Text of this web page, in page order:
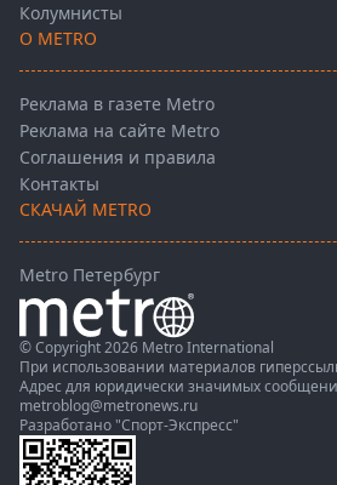
Колумнисты
О METRO
Реклама в газете Metro
Реклама на сайте Metro
Соглашения и правила
Контакты
СКАЧАЙ METRO
Metro Петербург
© Copyright 2026 Metro International
При использовании материалов
Адрес для юридически значимых
metroblog@metronews.ru
Разработано "Спорт-Экспресс"